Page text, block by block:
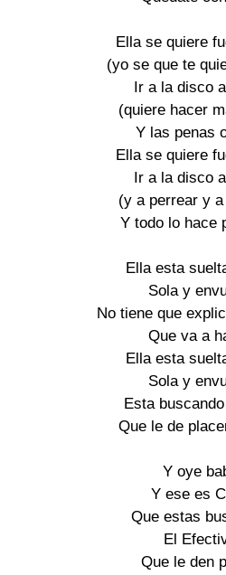
Ella se quiere
(yo se que te
Ir a la disco
(quiere hacer
Y las penas
Ella se quiere
Ir a la disco
(y a perrear y
Y todo lo hace
Ella esta
Sola y
No tiene que
Que va a
Ella esta
Sola y
Esta
Que le de
Y oye
Y ese es
Que estas
El
Que le den